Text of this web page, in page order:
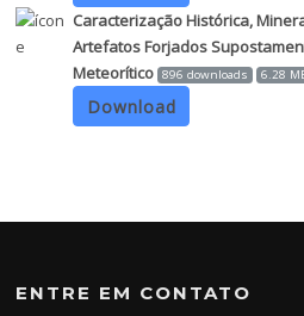
Caracterização Histórica,
Artefatos Forjados
Meteorítico 896 downloads 6.28
Download
ENTRE EM CONTATO